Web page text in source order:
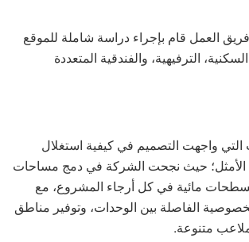
العمل قام بإجراء دراسة شاملة للموقع
الترفيهية، والفندقية المتعددة
التي واجهت التصميم في كيفية استغلال
الأمثل؛ حيث نجحت الشركة في دمج مساحات
مائية في كل أرجاء المشروع، مع
الفاصلة بين الوحدات، وتوفير مناطق
متنوعة.